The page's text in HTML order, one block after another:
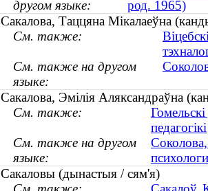
другом языке:
род. 1965)
Сакалова, Таццяна Мікалаеўна
См. также:
См. также на другом
языке:
Сакалова, Эмілія Аляксандраўна
См. также:
педагогікі
См. также на другом
языке:
Сакаловы (дынастыя / сям'я)